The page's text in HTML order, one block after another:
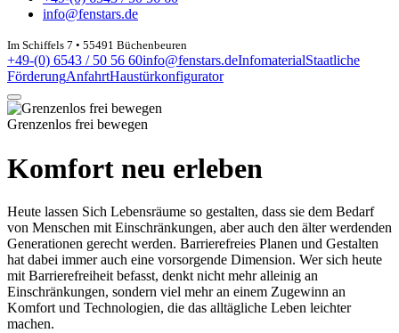
info@fenstars.de
Im Schiffels 7 • 55491 Büchenbeuren
+49-(0) 6543 / 50 56 60info@fenstars.deInfomaterialStaatliche
FörderungAnfahrtHaustürkonfigurator
Grenzenlos frei bewegen
Komfort neu erleben
Heute lassen Sich Lebensräume so gestalten, dass sie dem Bedarf
von Menschen mit Einschränkungen, aber auch den älter werdenden
Generationen gerecht werden. Barrierefreies Planen und Gestalten
hat dabei immer auch eine vorsorgende Dimension. Wer sich heute
mit Barrierefreiheit befasst, denkt nicht mehr alleinig an
Einschränkungen, sondern viel mehr an einem Zugewinn an
Komfort und Technologien, die das alltägliche Leben leichter
machen.